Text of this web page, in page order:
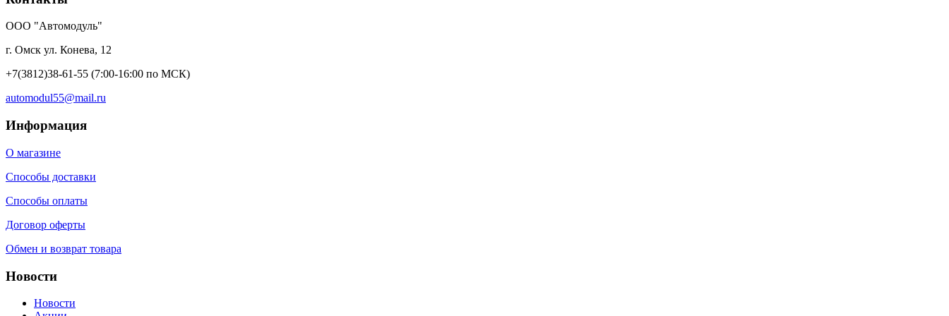
ООО "Автомодуль"
г. Омск ул. Конева, 12
+7(3812)38-61-55 (7:00-16:00 по МСК)
automodul55@mail.ru
Информация
О магазине
Способы доставки
Способы оплаты
Договор оферты
Обмен и возврат товара
Новости
Новости